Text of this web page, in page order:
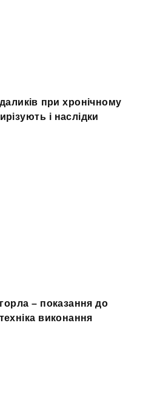
при хронічному
і наслідки
– показання до
виконання